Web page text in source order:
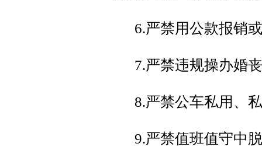
6.严禁用公款报销
7.严禁违规操办婚
8.严禁公车私用、
9.严禁值班值守中